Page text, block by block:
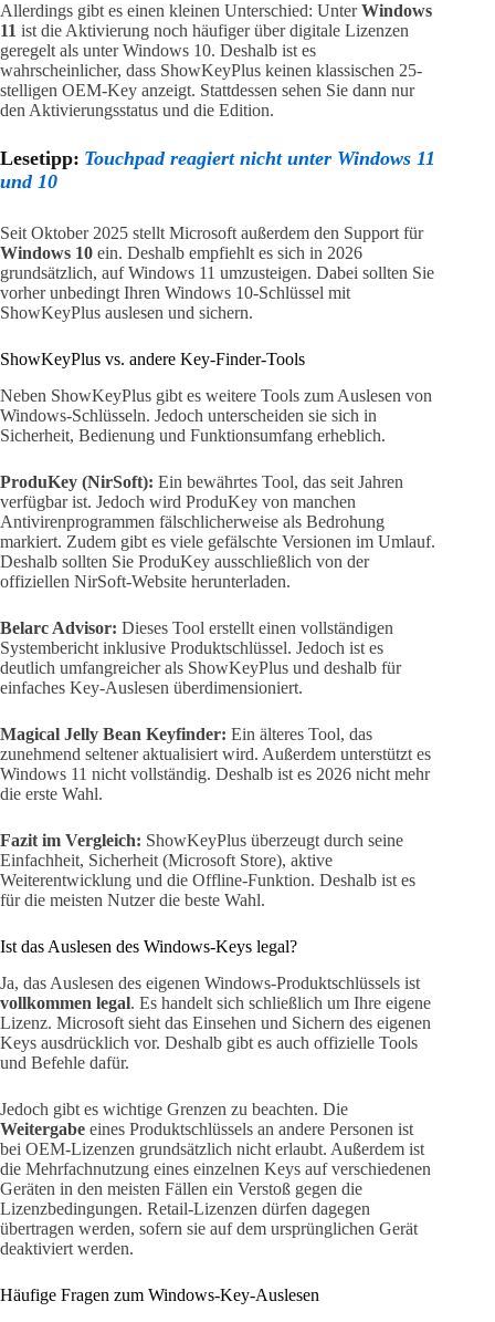
Allerdings gibt es einen kleinen Unterschied: UnterWindows
11 ist die Aktivierung noch häufiger über digitale Lizenzen
geregelt als unter Windows 10. Deshalb ist es
wahrscheinlicher, dass ShowKeyPlus keinen klassischen 25-
stelligen OEM-Key anzeigt. Stattdessen sehen Sie dann nur
den Aktivierungsstatus und die Edition.
Lesetipp: Touchpad reagiert nicht unter Windows 11
und 10
Seit Oktober 2025 stellt Microsoft außerdem den Support für
Windows 10 ein. Deshalb empfiehlt es sich in 2026
grundsätzlich, auf Windows 11 umzusteigen. Dabei sollten Sie
vorher unbedingt Ihren Windows 10-Schlüssel mit
ShowKeyPlus auslesen und sichern.
ShowKeyPlus vs. andere Key-Finder-Tools
Neben ShowKeyPlus gibt es weitere Tools zum Auslesen von
Windows-Schlüsseln. Jedoch unterscheiden sie sich in
Sicherheit, Bedienung und Funktionsumfang erheblich.
ProduKey (NirSoft): Ein bewährtes Tool, das seit Jahren
verfügbar ist. Jedoch wird ProduKey von manchen
Antivirenprogrammen fälschlicherweise als Bedrohung
markiert. Zudem gibt es viele gefälschte Versionen im Umlauf.
Deshalb sollten Sie ProduKey ausschließlich von der
offiziellen NirSoft-Website herunterladen.
Belarc Advisor: Dieses Tool erstellt einen vollständigen
Systembericht inklusive Produktschlüssel. Jedoch ist es
deutlich umfangreicher als ShowKeyPlus und deshalb für
einfaches Key-Auslesen überdimensioniert.
Magical Jelly Bean Keyfinder: Ein älteres Tool, das
zunehmend seltener aktualisiert wird. Außerdem unterstützt es
Windows 11 nicht vollständig. Deshalb ist es 2026 nicht mehr
die erste Wahl.
Fazit im Vergleich: ShowKeyPlus überzeugt durch seine
Einfachheit, Sicherheit (Microsoft Store), aktive
Weiterentwicklung und die Offline-Funktion. Deshalb ist es
für die meisten Nutzer die beste Wahl.
Ist das Auslesen des Windows-Keys legal?
Ja, das Auslesen des eigenen Windows-Produktschlüssels ist
vollkommen legal. Es handelt sich schließlich um Ihre eigene
Lizenz. Microsoft sieht das Einsehen und Sichern des eigenen
Keys ausdrücklich vor. Deshalb gibt es auch offizielle Tools
und Befehle dafür.
Jedoch gibt es wichtige Grenzen zu beachten. Die
Weitergabe eines Produktschlüssels an andere Personen ist
bei OEM-Lizenzen grundsätzlich nicht erlaubt. Außerdem ist
die Mehrfachnutzung eines einzelnen Keys auf verschiedenen
Geräten in den meisten Fällen ein Verstoß gegen die
Lizenzbedingungen. Retail-Lizenzen dürfen dagegen
übertragen werden, sofern sie auf dem ursprünglichen Gerät
deaktiviert werden.
Häufige Fragen zum Windows-Key-Auslesen